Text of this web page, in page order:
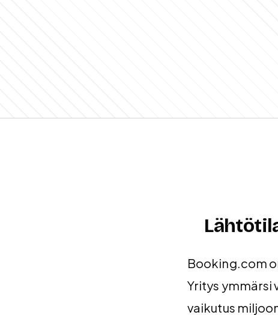
Booking.com
Yritys ymmärsi
vaikutus